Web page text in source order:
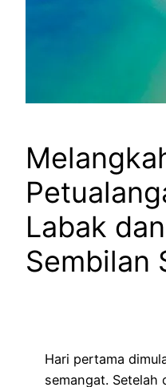
Labak
Sembilan
Hari pertama
semangat. Setelah